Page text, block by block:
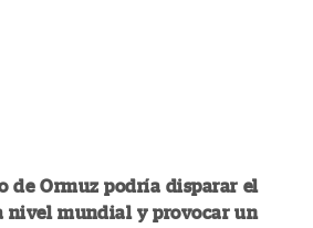
de Ormuz podría disparar el
nivel mundial y provocar un